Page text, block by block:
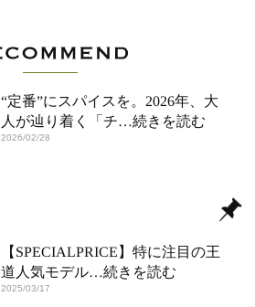
“定番”にスパイスを。2026年、大
人が辿り着く「チ…続きを読む
2026/02/28
【SPECIALPRICE】特に注目の王
道人気モデル…続きを読む
2025/03/17